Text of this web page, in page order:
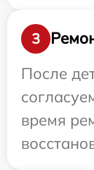
3
После
время